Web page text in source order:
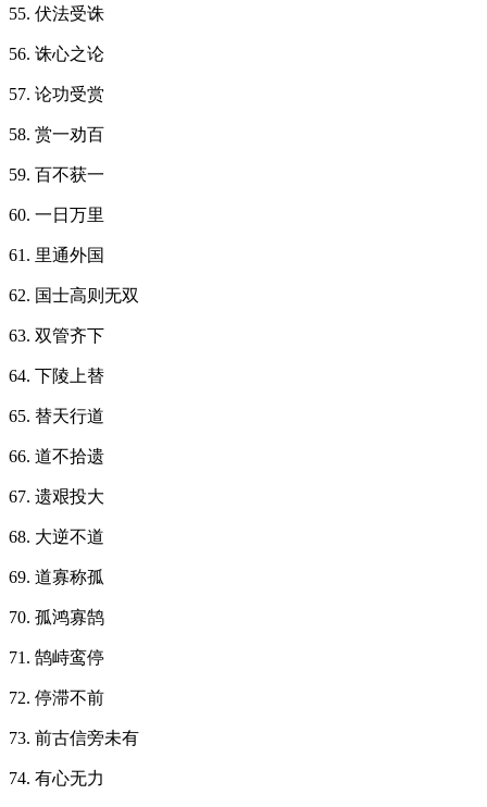
55. 伏法受诛
56. 诛心之论
57. 论功受赏
58. 赏一劝百
59. 百不获一
60. 一日万里
61. 里通外国
62. 国士高则无双
63. 双管齐下
64. 下陵上替
65. 替天行道
66. 道不拾遗
67. 遗艰投大
68. 大逆不道
69. 道寡称孤
70. 孤鸿寡鹄
71. 鹄峙鸾停
72. 停滞不前
73. 前古信旁未有
74. 有心无力